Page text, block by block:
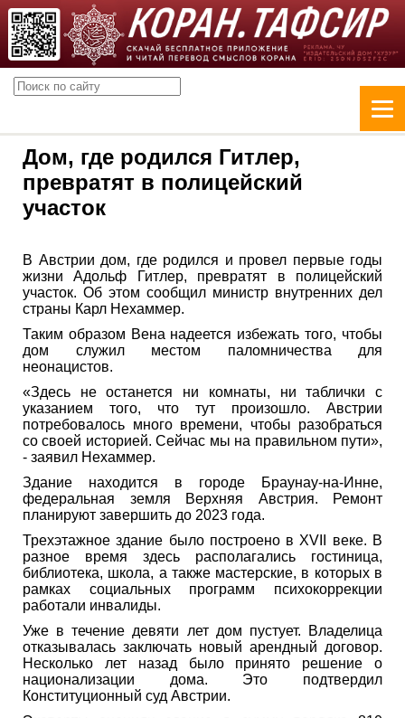
Дом, где родился Гитлер,
превратят в полицейский
участок
В Австрии дом, где родился и провел первые годы
жизни Адольф Гитлер, превратят в полицейский
участок. Об этом сообщил министр внутренних дел
страны Карл Нехаммер.
Таким образом Вена надеется избежать того, чтобы
дом служил местом паломничества для
неонацистов.
«Здесь не останется ни комнаты, ни таблички с
указанием того, что тут произошло. Австрии
потребовалось много времени, чтобы разобраться
со своей историей. Сейчас мы на правильном пути»,
- заявил Нехаммер.
Здание находится в городе Браунау-на-Инне,
федеральная земля Верхняя Австрия. Ремонт
планируют завершить до 2023 года.
Трехэтажное здание было построено в XVII веке. В
разное время здесь располагались гостиница,
библиотека, школа, а также мастерские, в которых в
рамках социальных программ психокоррекции
работали инвалиды.
Уже в течение девяти лет дом пустует. Владелица
отказывалась заключать новый арендный договор.
Несколько лет назад было принято решение о
национализации дома. Это подтвердил
Конституционный суд Австрии.